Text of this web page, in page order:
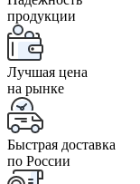
продукции
Лучшая цена
на рынке
Быстрая доставка
по России